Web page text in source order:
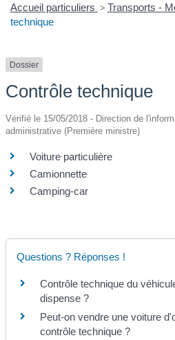
Accueil particuliers > Transports -
technique
Dossier
Contrôle technique
Vérifié le 15/05/2018 - Direction de
administrative (Première ministre)
Voiture particulière
Camionnette
Camping-car
Questions ? Réponses !
Contrôle technique du
dispense ?
Peut-on vendre une voiture
contrôle technique ?